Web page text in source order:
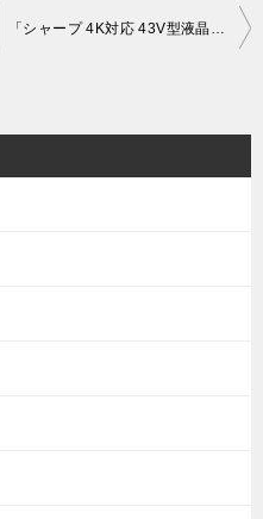
「シャープ 4K対応 43V型液晶テレビ アクオス 4T-C43AM1」を大阪府泉佐野市で買取(8月5日)